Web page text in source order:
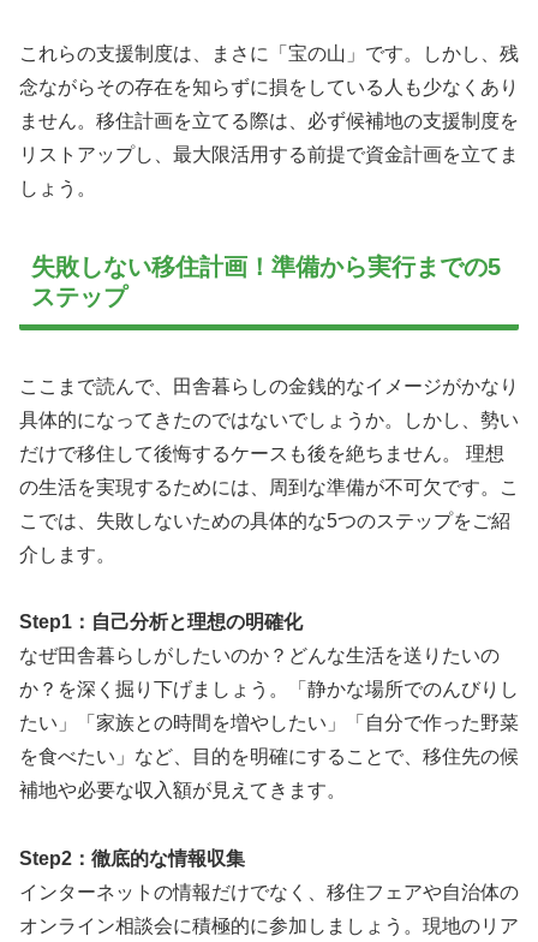
これらの支援制度は、まさに「宝の山」です。しかし、残
念ながらその存在を知らずに損をしている人も少なくあり
ません。移住計画を立てる際は、必ず候補地の支援制度を
リストアップし、最大限活用する前提で資金計画を立てま
しょう。
失敗しない移住計画！準備から実行までの5
ステップ
ここまで読んで、田舎暮らしの金銭的なイメージがかなり
具体的になってきたのではないでしょうか。しかし、勢い
だけで移住して後悔するケースも後を絶ちません。 理想
の生活を実現するためには、周到な準備が不可欠です。こ
こでは、失敗しないための具体的な5つのステップをご紹
介します。
Step1：自己分析と理想の明確化
なぜ田舎暮らしがしたいのか？どんな生活を送りたいの
か？を深く掘り下げましょう。「静かな場所でのんびりし
たい」「家族との時間を増やしたい」「自分で作った野菜
を食べたい」など、目的を明確にすることで、移住先の候
補地や必要な収入額が見えてきます。
Step2：徹底的な情報収集
インターネットの情報だけでなく、移住フェアや自治体の
オンライン相談会に積極的に参加しましょう。現地のリア